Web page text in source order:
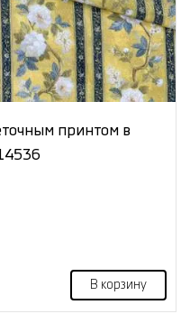
принтом в
В корзину